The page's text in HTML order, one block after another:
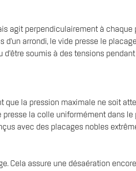
agit perpendiculairement à chaque
arrondi, le vide presse le
soumis à des tensions
la pression maximale ne soit
la colle uniformément dans le
avec des placages nobles
Cela assure une désaération